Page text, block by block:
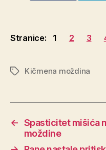
Stranice: 1 2 3
OznakeKičmena moždina
← Spasticitet mišića
moždine